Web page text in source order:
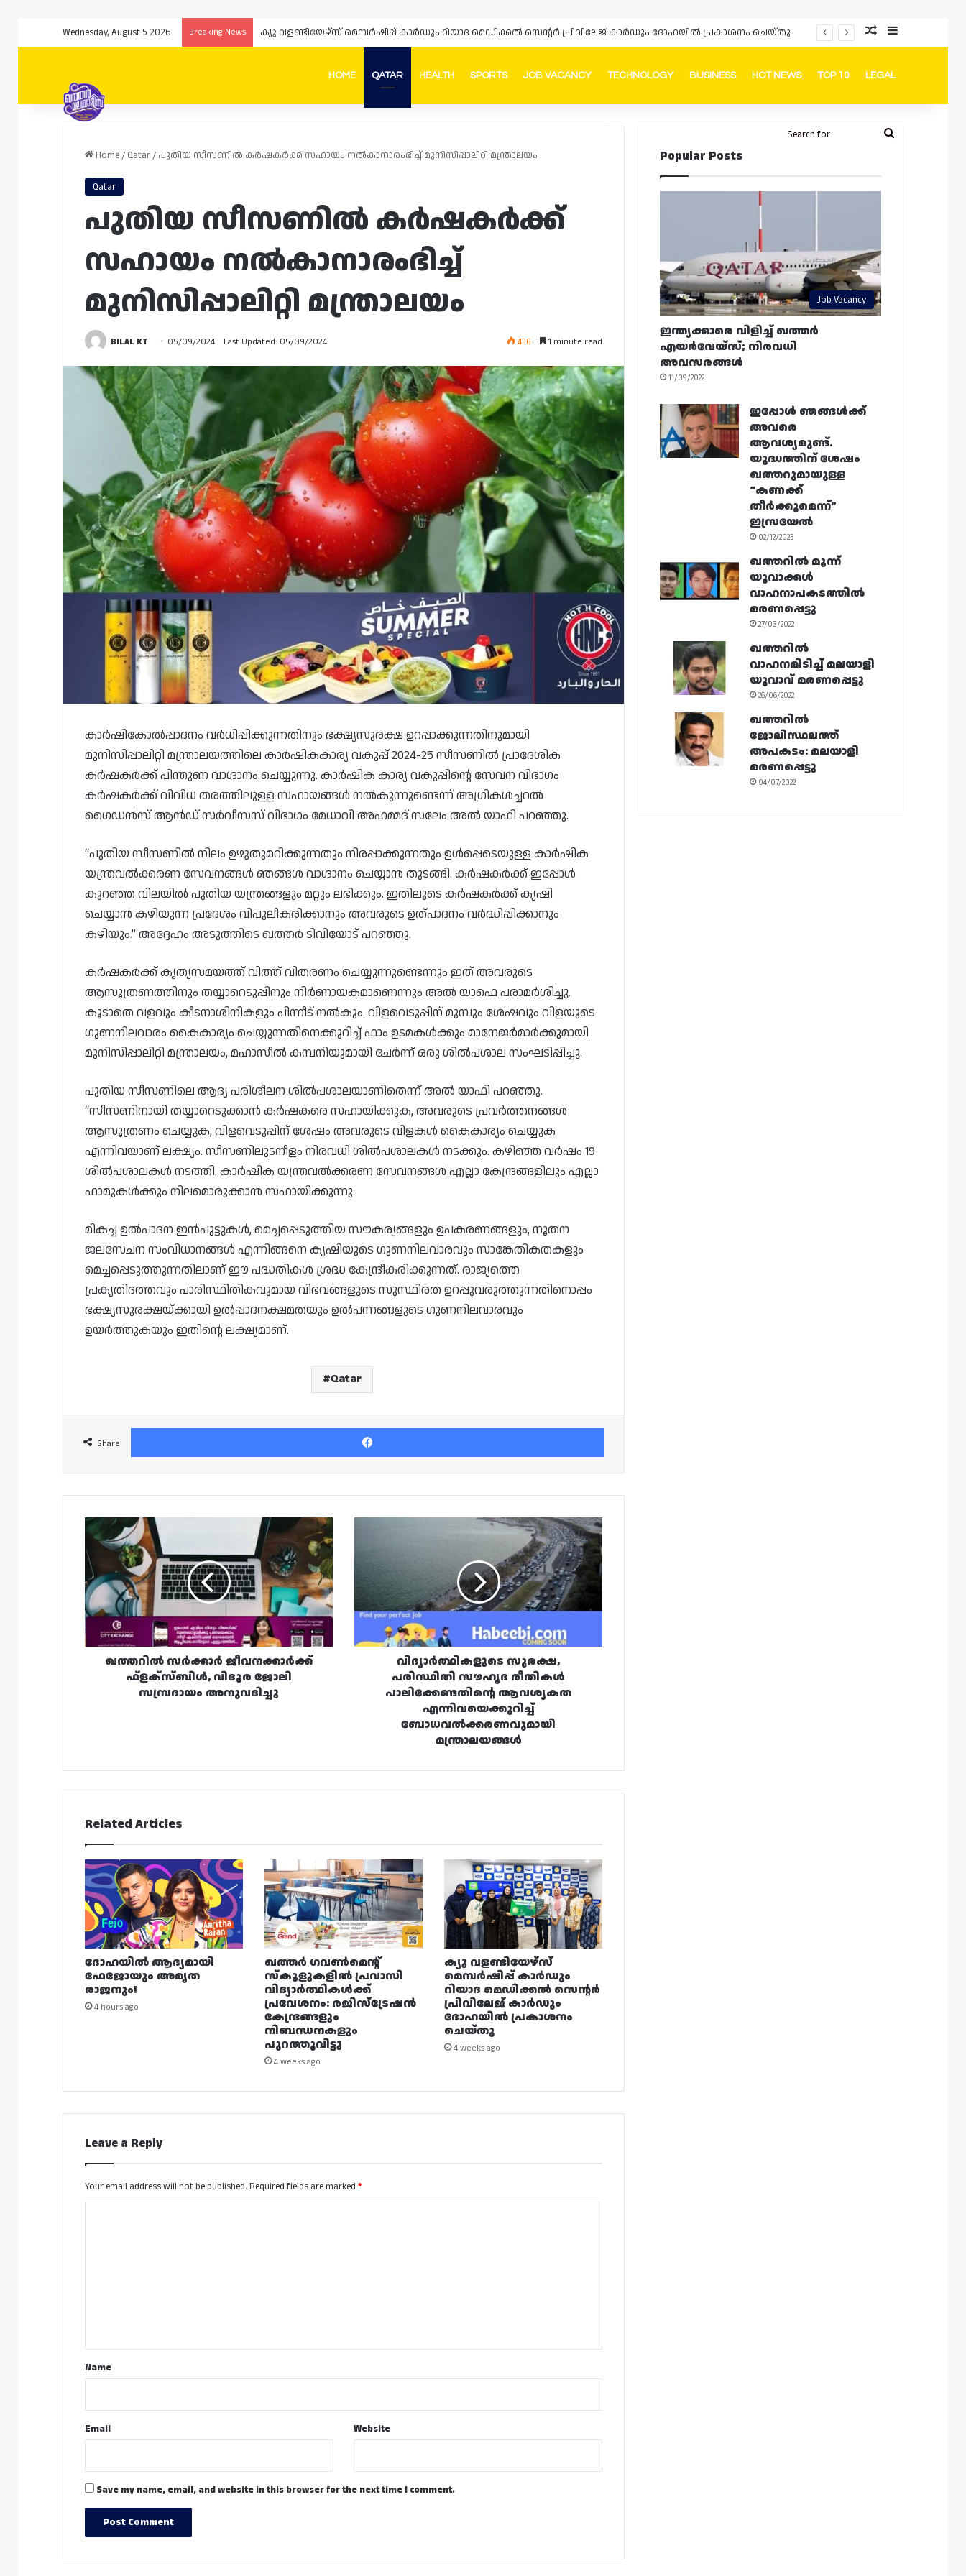
Wednesday, August 5 2026 Breaking News Random Article
Sidebar
HOME QATAR HEALTH SPORTS JOB VACANCY TECHNOLOGY BUSINESS HOT NEWS TOP 10 LEGAL
FacebookInstagram
Telegram
Whatsapp Random Article
Switch skin
Search
Home/ Qatar/ പുതിയ സീസണിൽ കർഷകർക്ക് സഹായം നൽകാനാരംഭിച്ച് മുനിസിപ്പാലിറ്റി മന്ത്രാലയം
Qatar
പുതിയ സീസണിൽ കർഷകർക്ക്
സഹായം നൽകാനാരംഭിച്ച്
മുനിസിപ്പാലിറ്റി മന്ത്രാലയം
BILAL KT 05/09/2024 Last Updated: 05/09/2024 436 1 minute read
കാർഷികോൽപ്പാദനം വർധിപ്പിക്കുന്നതിനും ഭക്ഷ്യസുരക്ഷ ഉറപ്പാക്കുന്നതിനുമായി
മുനിസിപ്പാലിറ്റി മന്ത്രാലയത്തിലെ കാർഷികകാര്യ വകുപ്പ് 2024-25 സീസണിൽ പ്രാദേശിക
കർഷകർക്ക് പിന്തുണ വാഗ്ദാനം ചെയ്യുന്നു. കാർഷിക കാര്യ വകുപ്പിൻ്റെ സേവന വിഭാഗം
കർഷകർക്ക് വിവിധ തരത്തിലുള്ള സഹായങ്ങൾ നൽകുന്നുണ്ടെന്ന് അഗ്രികൾച്ചറൽ
ഗൈഡൻസ് ആൻഡ് സർവീസസ് വിഭാഗം മേധാവി അഹമ്മദ് സലേം അൽ യാഫി പറഞ്ഞു.
“പുതിയ സീസണിൽ നിലം ഉഴുതുമറിക്കുന്നതും നിരപ്പാക്കുന്നതും ഉൾപ്പെടെയുള്ള കാർഷിക
യന്ത്രവൽക്കരണ സേവനങ്ങൾ ഞങ്ങൾ വാഗ്ദാനം ചെയ്യാൻ തുടങ്ങി. കർഷകർക്ക് ഇപ്പോൾ
കുറഞ്ഞ വിലയിൽ പുതിയ യന്ത്രങ്ങളും മറ്റും ലഭിക്കും. ഇതിലൂടെ കർഷകർക്ക് കൃഷി
ചെയ്യാൻ കഴിയുന്ന പ്രദേശം വിപുലീകരിക്കാനും അവരുടെ ഉത്പാദനം വർദ്ധിപ്പിക്കാനും
കഴിയും.” അദ്ദേഹം അടുത്തിടെ ഖത്തർ ടിവിയോട് പറഞ്ഞു.
കർഷകർക്ക് കൃത്യസമയത്ത് വിത്ത് വിതരണം ചെയ്യുന്നുണ്ടെന്നും ഇത് അവരുടെ
ആസൂത്രണത്തിനും തയ്യാറെടുപ്പിനും നിർണായകമാണെന്നും അൽ യാഫെ പരാമർശിച്ചു.
കൂടാതെ വളവും കീടനാശിനികളും പിന്നീട് നൽകും. വിളവെടുപ്പിന് മുമ്പും ശേഷവും വിളയുടെ
ഗുണനിലവാരം കൈകാര്യം ചെയ്യുന്നതിനെക്കുറിച്ച് ഫാം ഉടമകൾക്കും മാനേജർമാർക്കുമായി
മുനിസിപ്പാലിറ്റി മന്ത്രാലയം, മഹാസീൽ കമ്പനിയുമായി ചേർന്ന് ഒരു ശിൽപശാല സംഘടിപ്പിച്ചു.
പുതിയ സീസണിലെ ആദ്യ പരിശീലന ശിൽപശാലയാണിതെന്ന് അൽ യാഫി പറഞ്ഞു.
“സീസണിനായി തയ്യാറെടുക്കാൻ കർഷകരെ സഹായിക്കുക, അവരുടെ പ്രവർത്തനങ്ങൾ
ആസൂത്രണം ചെയ്യുക, വിളവെടുപ്പിന് ശേഷം അവരുടെ വിളകൾ കൈകാര്യം ചെയ്യുക
എന്നിവയാണ് ലക്ഷ്യം. സീസണിലുടനീളം നിരവധി ശിൽപശാലകൾ നടക്കും. കഴിഞ്ഞ വർഷം 19
ശിൽപശാലകൾ നടത്തി. കാർഷിക യന്ത്രവൽക്കരണ സേവനങ്ങൾ എല്ലാ കേന്ദ്രങ്ങളിലും എല്ലാ
ഫാമുകൾക്കും നിലമൊരുക്കാൻ സഹായിക്കുന്നു.
മികച്ച ഉൽപാദന ഇൻപുട്ടുകൾ, മെച്ചപ്പെടുത്തിയ സൗകര്യങ്ങളും ഉപകരണങ്ങളും, നൂതന
ജലസേചന സംവിധാനങ്ങൾ എന്നിങ്ങനെ കൃഷിയുടെ ഗുണനിലവാരവും സാങ്കേതികതകളും
മെച്ചപ്പെടുത്തുന്നതിലാണ് ഈ പദ്ധതികൾ ശ്രദ്ധ കേന്ദ്രീകരിക്കുന്നത്. രാജ്യത്തെ
പ്രകൃതിദത്തവും പാരിസ്ഥിതികവുമായ വിഭവങ്ങളുടെ സുസ്ഥിരത ഉറപ്പുവരുത്തുന്നതിനൊപ്പം
ഭക്ഷ്യസുരക്ഷയ്ക്കായി ഉൽപ്പാദനക്ഷമതയും ഉൽപന്നങ്ങളുടെ ഗുണനിലവാരവും
ഉയർത്തുകയും ഇതിന്റെ ലക്ഷ്യമാണ്.
Qatar
Share
Facebook
ഖത്തറിൽ
സർക്കാർ
ജീവനക്കാർക്ക്
ഫ്ളക്‌സ്ബിൾ,
വിദൂര
ജോലി
സമ്പ്രദായം
അനുവദിച്ചു
ഖത്തറിൽ സർക്കാർ ജീവനക്കാർക്ക്
ഫ്ളക്‌സ്ബിൾ, വിദൂര ജോലി
സമ്പ്രദായം അനുവദിച്ചു
സൗഹൃദ
രീതികൾ
പാലിക്കേണ്ടതിന്റെ
ആവശ്യകത
എന്നിവയെക്കുറിച്ച്
ബോധവൽക്കരണവുമായി
മന്ത്രാലയങ്ങൾവിദ്യാർത്ഥികളുടെ സുരക്ഷ,
പരിസ്ഥിതി സൗഹൃദ രീതികൾ
പാലിക്കേണ്ടതിന്റെ ആവശ്യകത
എന്നിവയെക്കുറിച്ച്
ബോധവൽക്കരണവുമായി
മന്ത്രാലയങ്ങൾ
Related Articles
ദോഹയിൽ ആദ്യമായി
ഫേജോയും അമൃത
രാജനും!
4 hours ago
ഖത്തർ ഗവൺമെന്റ്
സ്കൂളുകളിൽ പ്രവാസി
വിദ്യാർത്ഥികൾക്ക്
പ്രവേശനം: രജിസ്ട്രേഷൻ
കേന്ദ്രങ്ങളും
നിബന്ധനകളും
പുറത്തുവിട്ടു
4 weeks ago
ക്യു വളണ്ടിയേഴ്‌സ്
മെമ്പർഷിപ്പ് കാർഡും
റിയാദ മെഡിക്കൽ സെന്റർ
പ്രിവിലേജ് കാർഡും
ദോഹയിൽ പ്രകാശനം
ചെയ്തു
4 weeks ago
Leave a Reply
Your email address will not be published. Required fields are marked *
*Name
Email Website
Save my name, email, and website in this browser for the next time I comment.
Popular Posts
Job Vacancy
ഇന്ത്യക്കാരെ വിളിച്ച് ഖത്തർ
എയർവേയ്‌സ്; നിരവധി
അവസരങ്ങൾ
11/09/2022
ഇപ്പോൾ ഞങ്ങൾക്ക്
അവരെ
ആവശ്യമുണ്ട്.
യുദ്ധത്തിന് ശേഷം
ഖത്തറുമായുള്ള
“കണക്ക്
തീർക്കുമെന്ന്”
ഇസ്രയേൽ
02/12/2023
ഖത്തറിൽ മൂന്ന്
യുവാക്കൾ
വാഹനാപകടത്തിൽ
മരണപ്പെട്ടു
27/03/2022
ഖത്തറിൽ
വാഹനമിടിച്ച് മലയാളി
യുവാവ് മരണപ്പെട്ടു
26/06/2022
ഖത്തറിൽ
ജോലിസ്ഥലത്ത്
അപകടം: മലയാളി
മരണപ്പെട്ടു
04/07/2022